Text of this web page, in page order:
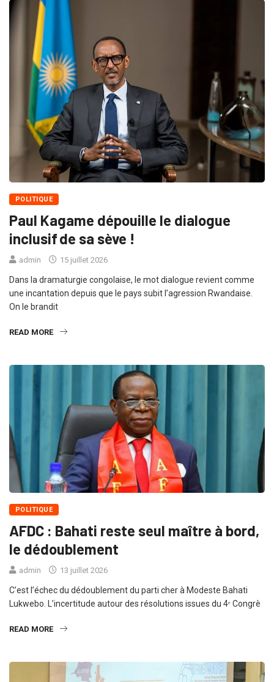
POLITIQUE
Paul Kagame dépouille le dialogue
inclusif de sa sève !
admin 15 juillet 2026
Dans la dramaturgie congolaise, le mot dialogue revient comme
une incantation depuis que le pays subit l’agression Rwandaise.
On le brandit
READ MORE
POLITIQUE
AFDC : Bahati reste seul maître à bord,
le dédoublement
admin 13 juillet 2026
C’est l’échec du dédoublement du parti cher à Modeste Bahati
Lukwebo. L’incertitude autour des résolutions issues du 4ᵉ Congrè
READ MORE